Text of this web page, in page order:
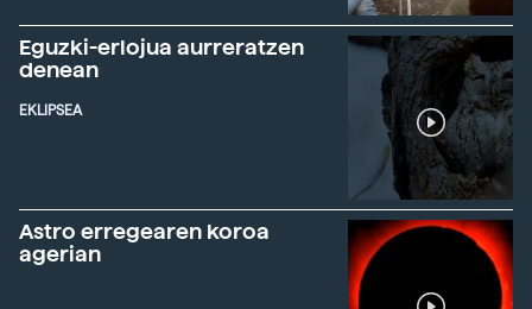
Eguzki-erlojua aurreratzen
denean
EKLIPSEA
Astro erregearen koroa
agerian